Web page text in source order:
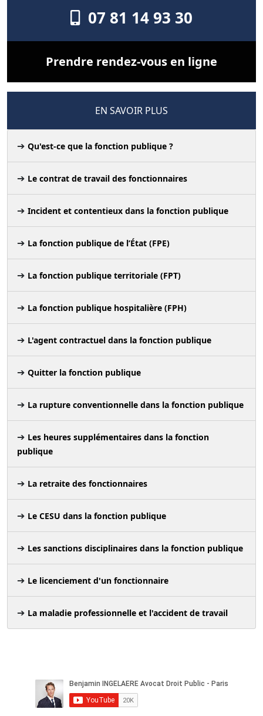
07 81 14 93 30
Prendre rendez-vous en ligne
EN SAVOIR PLUS
Qu'est-ce que la fonction publique ?
Le contrat de travail des fonctionnaires
Incident et contentieux dans la fonction publique
La fonction publique de l’État (FPE)
La fonction publique territoriale (FPT)
La fonction publique hospitalière (FPH)
L'agent contractuel dans la fonction publique
Quitter la fonction publique
La rupture conventionnelle dans la fonction publique
Les heures supplémentaires dans la fonction
publique
La retraite des fonctionnaires
Le CESU dans la fonction publique
Les sanctions disciplinaires dans la fonction publique
Le licenciement d'un fonctionnaire
La maladie professionnelle et l'accident de travail